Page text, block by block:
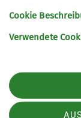
Sektion Schwaben
Telefon +497117696366
Cookie
Verwendete